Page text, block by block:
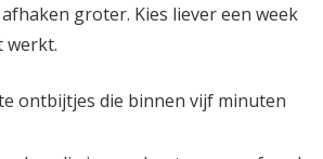
groter. Kies liever een week
werkt.
ontbijtjes die binnen vijf minuten